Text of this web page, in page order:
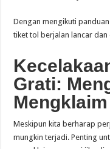
Dengan mengikuti
tiket tol berjalan lancar dan
Grati:
Meskipun kita berharap
mungkin terjadi. Penting